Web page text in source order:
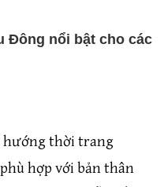
Đông nổi bật cho các
hướng thời trang
hợp với bản thân